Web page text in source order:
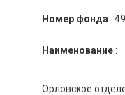
Номер фонда :
Наименование :
Орловское